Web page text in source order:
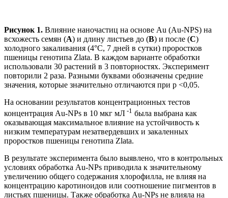
Рисунок 1. Влияние наночастиц на основе Au (Au-NPS) на
всхожесть семян (A) и длину листьев до (B) и после (C)
холодного закаливания (4°C, 7 дней в сутки) проростков
пшеницы генотипа Zlata. В каждом варианте обработки
использовали 30 растений в 3 повторностях. Эксперимент
повторили 2 раза. Разными буквами обозначены средние
значения, которые значительно отличаются при p <0,05.
На основании результатов концентрационных тестов
концентрация Au-NPs в 10 мкг мЛ -1 была выбрана как
оказывающая максимальное влияние на устойчивость к
низким температурам незатвердевших и закаленных
проростков пшеницы генотипа Zlata.
В результате эксперимента было выявлено, что в контрольных
условиях обработка Au-NPs приводила к значительному
увеличению общего содержания хлорофилла, не влияя на
концентрацию каротиноидов или соотношение пигментов в
листьях пшеницы. Также обработка Au-NPs не влияла на